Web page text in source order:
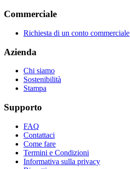
Commerciale
Richiesta di un conto commerciale
Azienda
Chi siamo
Sostenibilità
Stampa
Supporto
FAQ
Contattaci
Come fare
Termini e Condizioni
Informativa sulla privacy